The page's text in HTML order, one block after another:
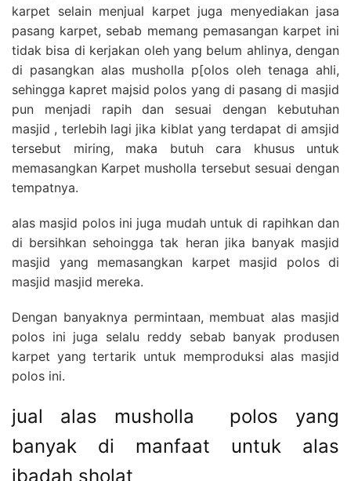
karpet selain menjual karpet juga menyediakan jasa
pasang karpet, sebab memang pemasangan karpet ini
tidak bisa di kerjakan oleh yang belum ahlinya, dengan
di pasangkan alas musholla p[olos oleh tenaga ahli,
sehingga kapret majsid polos yang di pasang di masjid
pun menjadi rapih dan sesuai dengan kebutuhan
masjid , terlebih lagi jika kiblat yang terdapat di amsjid
tersebut miring, maka butuh cara khusus untuk
memasangkan Karpet musholla tersebut sesuai dengan
tempatnya.
alas masjid polos ini juga mudah untuk di rapihkan dan
di bersihkan sehoingga tak heran jika banyak masjid
masjid yang memasangkan karpet masjid polos di
masjid masjid mereka.
Dengan banyaknya permintaan, membuat alas masjid
polos ini juga selalu reddy sebab banyak produsen
karpet yang tertarik untuk memproduksi alas masjid
polos ini.
jual alas musholla polos yang
banyak di manfaat untuk alas
ibadah sholat